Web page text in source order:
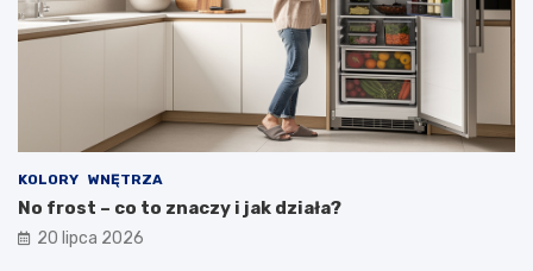
KOLORY WNĘTRZA
No frost – co to znaczy i jak działa?
20 lipca 2026